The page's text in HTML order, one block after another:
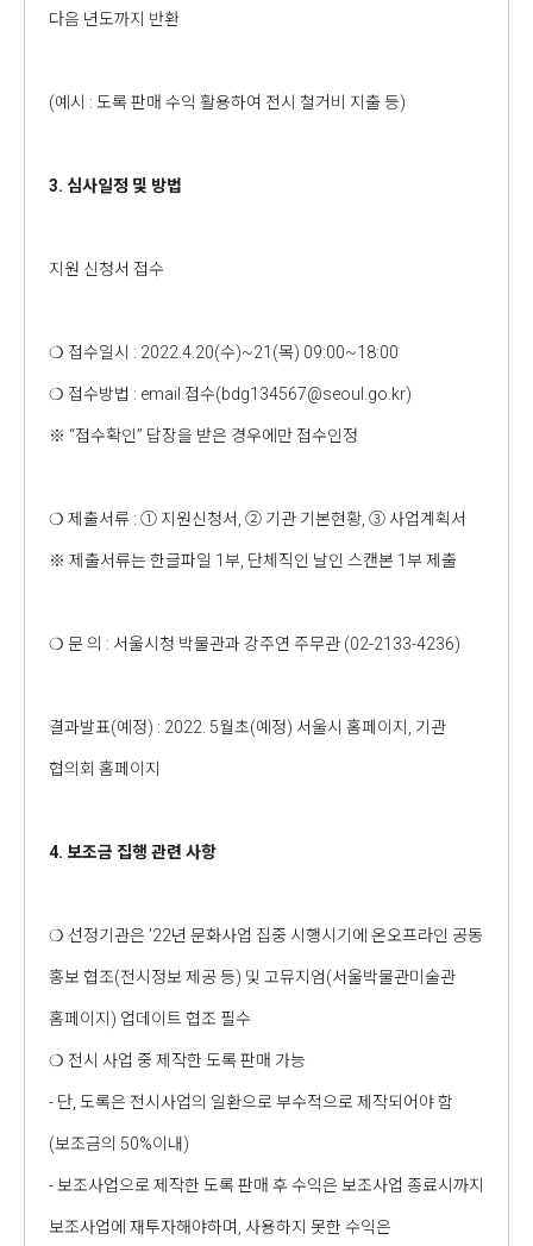
다음 년도까지 반환
(예시 : 도록 판매 수익 활용하여 전시 철거비 지출 등)
3. 심사일정 및 방법
지원 신청서 접수
❍ 접수일시 : 2022.4.20(수)~21(목) 09:00~18:00
❍ 접수방법 : email 접수(bdg134567@seoul.go.kr)
※ “접수확인” 답장을 받은 경우에만 접수인정
❍ 제출서류 : ① 지원신청서, ② 기관 기본현황, ③ 사업계획서
※ 제출서류는 한글파일 1부, 단체직인 날인 스캔본 1부 제출
❍ 문 의 : 서울시청 박물관과 강주연 주무관 (02-2133-4236)
결과발표(예정) : 2022. 5월초(예정) 서울시 홈페이지, 기관
협의회 홈페이지
4. 보조금 집행 관련 사항
❍ 선정기관은 ’22년 문화사업 집중 시행시기에 온오프라인 공동
홍보 협조(전시정보 제공 등) 및 고뮤지엄(서울박물관미술관
홈페이지) 업데이트 협조 필수
❍ 전시 사업 중 제작한 도록 판매 가능
- 단, 도록은 전시사업의 일환으로 부수적으로 제작되어야 함
(보조금의 50%이내)
- 보조사업으로 제작한 도록 판매 후 수익은 보조사업 종료시까지
보조사업에 재투자해야하며, 사용하지 못한 수익은